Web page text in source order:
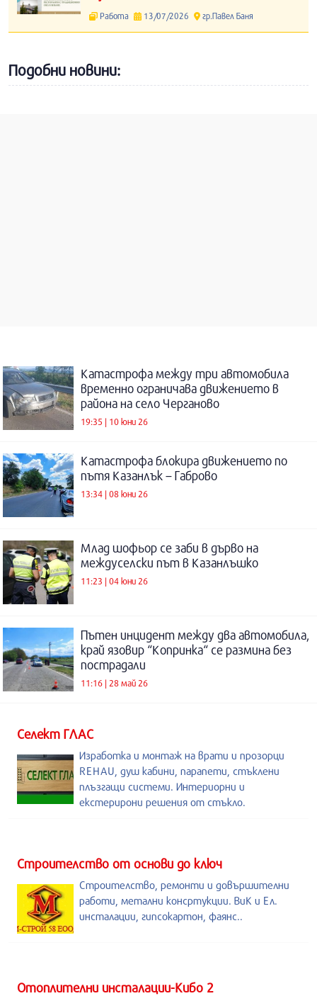
Работа 13/07/2026 гр.Павел Баня
Подобни новини:
Катастрофа между три автомобила
временно ограничава движението в
района на село Черганово
19:35 | 10 юни 26
Катастрофа блокира движението по
пътя Казанлък – Габрово
13:34 | 08 юни 26
Млад шофьор се заби в дърво на
междуселски път в Казанлъшко
11:23 | 04 юни 26
Пътен инцидент между два автомобила,
край язовир “Копринка“ се размина без
пострадали
11:16 | 28 май 26
Селект ГЛАС
Изработка и монтаж на врати и прозорци
REHAU, душ кабини, парапети, стъклени
плъзгащи системи. Интериорни и
екстерирони решения от стъкло.
Строителство от основи до ключ
Строителство, ремонти и довършителни
работи, метални консртукции. ВиК и Ел.
инсталации, гипсокартон, фаянс..
Отоплителни инсталации-Кибо 2